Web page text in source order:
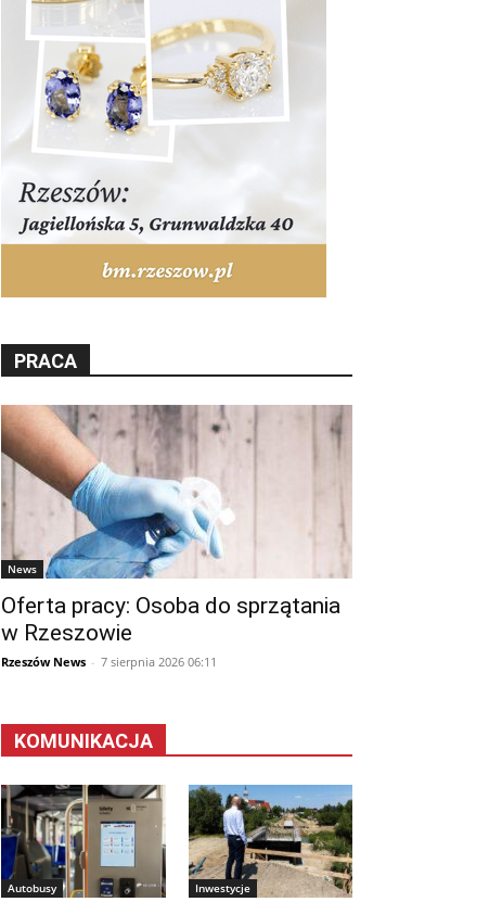
PRACA
News
Oferta pracy: Osoba do sprzątania
w Rzeszowie
Rzeszów News - 7 sierpnia 2026 06:11
KOMUNIKACJA
Autobusy Inwestycje